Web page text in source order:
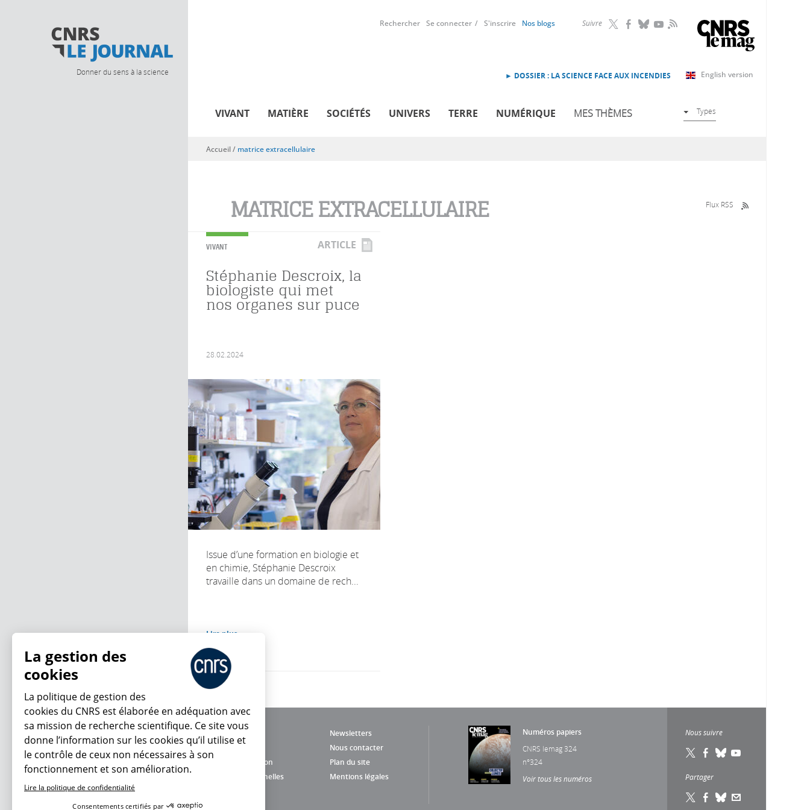
Donner du sens à la science
Suivre RSS
Rechercher Se connecter S'inscrire Nos blogs
English version
► DOSSIER : LA SCIENCE FACE AUX INCENDIES
VIVANT MATIÈRE SOCIÉTÉS UNIVERS TERRE NUMÉRIQUE MES THÈMES Types
Vous êtes ici
Accueil/ matrice extracellulaire
MATRICE EXTRACELLULAIRE Flux RSS
VIVANT ARTICLE
Stéphanie Descroix, la
biologiste qui met
nos organes sur puce
28.02.2024
Issue d’une formation en biologie et
en chimie, Stéphanie Descroix
travaille dans un domaine de rech...
Lire plus
Newsletters
Nous contacter
Charte d'utilisation
Plan du site
Données personnelles
Mentions légales
Numéros papiers
CNRS lemag 324
n°324
Voir tous les numéros
Nous suivre
Partager
En ce moment
La gestion des
cookies
La politique de gestion des
cookies du CNRS est élaborée en adéquation avec
sa mission de recherche scientifique. Ce site vous
donne l’information sur les cookies qu’il utilise et
le contrôle de ceux non nécessaires à son
fonctionnement et son amélioration.
Lire la politique de confidentialité
Consentements certifiés par